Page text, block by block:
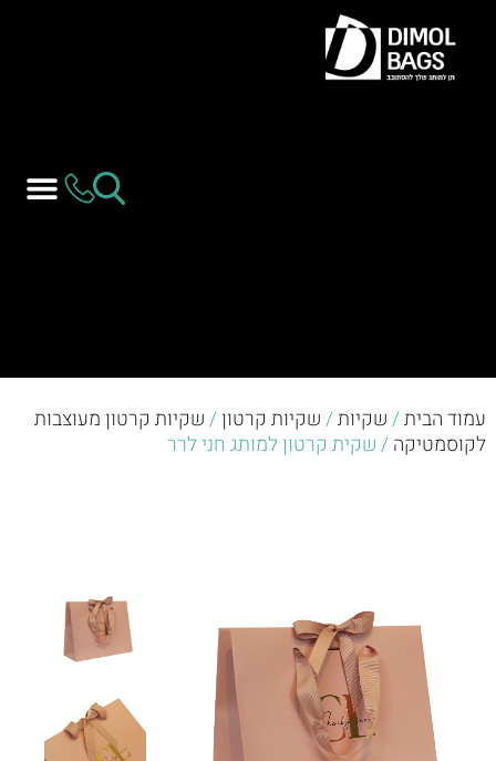
עמוד הבית/שקיות/שקיות קרטון/שקיות קרטון מעוצבות
לקוסמטיקה/ שקית קרטון למותג חני לרר